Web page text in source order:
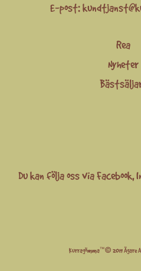
E-post:
Rea
Nyheter
Du kan följa oss viaFacebook,
Kurragömma™© 2019 Ägare